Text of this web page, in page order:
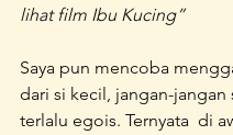
lihat film Ibu Kucing”
Saya pun mencoba
dari si kecil, jangan-jangan
terlalu egois. Ternyata  di